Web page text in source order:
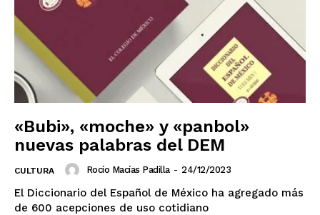
Sinaloa
San Luis Potosí Quintana Roo
Querétaro Oaxaca
Nuevo León
Nayarit
Morelos
«Bubi», «moche» y «panbol»
nuevas palabras del DEM
CULTURA Rocío Macías Padilla - 24/12/2023
El Diccionario del Español de México ha agregado más
de 600 acepciones de uso cotidiano